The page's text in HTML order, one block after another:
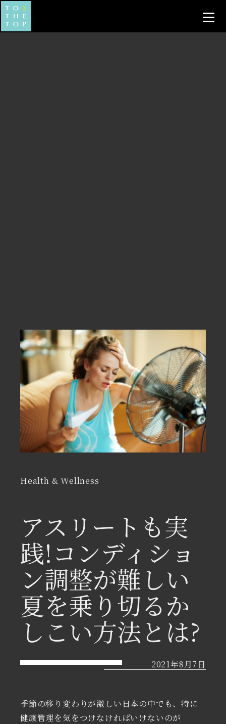
Health & Wellness
アスリートも実
践!コンディショ
ン調整が難しい
夏を乗り切るか
しこい方法とは?
2021年8月7日
季節の移り変わりが激しい日本の中でも、特に
健康管理を気をつけなければいけないのが